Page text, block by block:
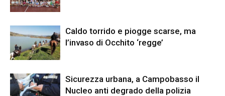
Caldo torrido e piogge scarse, ma
l’invaso di Occhito ‘regge’
Sicurezza urbana, a Campobasso il
Nucleo anti degrado della polizia